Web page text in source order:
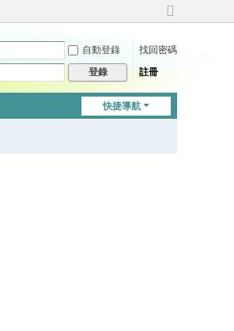
切
到
自動登錄
找回密碼
登錄 註冊
快捷導航